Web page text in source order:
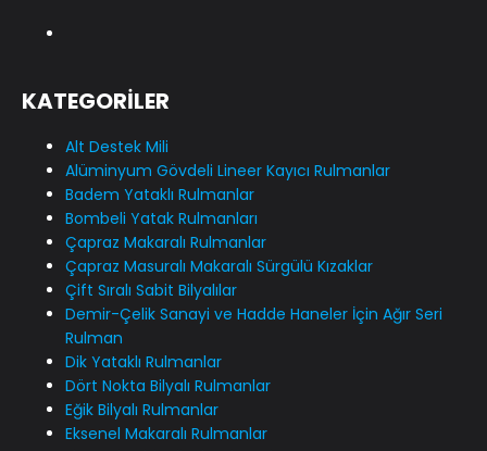
KATEGORİLER
Alt Destek Mili
Alüminyum Gövdeli Lineer Kayıcı Rulmanlar
Badem Yataklı Rulmanlar
Bombeli Yatak Rulmanları
Çapraz Makaralı Rulmanlar
Çapraz Masuralı Makaralı Sürgülü Kızaklar
Çift Sıralı Sabit Bilyalılar
Demir-Çelik Sanayi ve Hadde Haneler İçin Ağır Seri
Rulman
Dik Yataklı Rulmanlar
Dört Nokta Bilyalı Rulmanlar
Eğik Bilyalı Rulmanlar
Eksenel Makaralı Rulmanlar